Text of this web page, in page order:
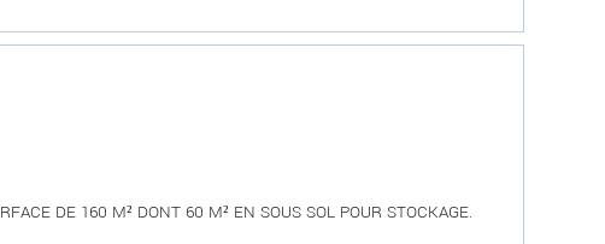
DE 160 M² DONT 60 M² EN SOUS SOL POUR STOCKAGE.